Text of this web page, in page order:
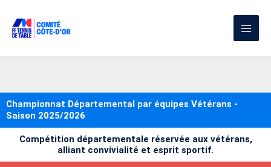
contenu
Championnat Départemental par équipes Vétérans -
Saison 2025/2026
Compétition départementale réservée aux vétérans,
alliant convivialité et esprit sportif.